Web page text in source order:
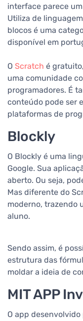
interface parece
Utiliza de
blocos é uma
disponível em
O Scratch é
uma comunidade
programadores. É
conteúdo pode ser
plataformas de
Blockly
O Blockly é uma
Google. Sua
aberto. Ou seja,
Mas diferente do
moderno, trazendo
aluno.
Sendo assim, é
estrutura das
moldar a ideia de
MIT APP
O app desenvolvido